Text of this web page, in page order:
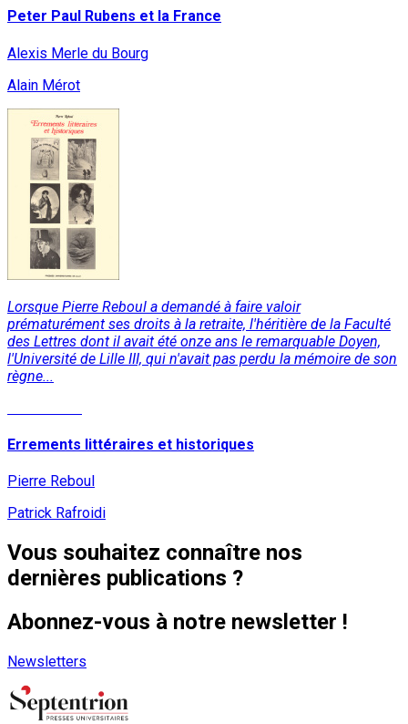
Peter Paul Rubens et la France
Alexis Merle du Bourg
Alain Mérot
Lorsque Pierre Reboul a demandé à faire valoir
prématurément ses droits à la retraite, l'héritière de la Faculté
des Lettres dont il avait été onze ans le remarquable Doyen,
l'Université de Lille III, qui n'avait pas perdu la mémoire de son
règne...
Errements littéraires et historiques
Pierre Reboul
Patrick Rafroidi
Vous souhaitez connaître nos
dernières publications ?
Abonnez-vous à notre newsletter !
Newsletters